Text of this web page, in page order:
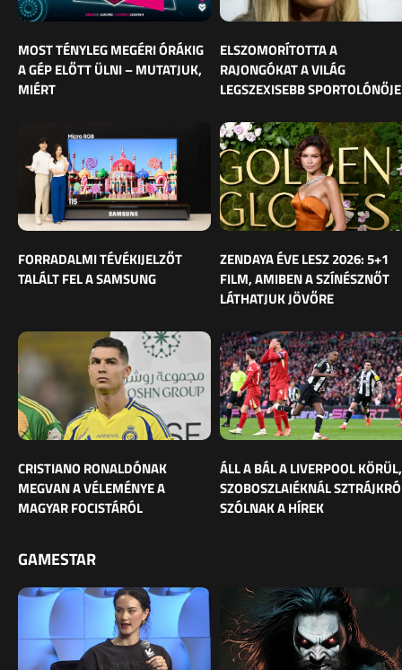
MOST TÉNYLEG MEGÉRI ÓRÁKIG
A GÉP ELŐTT ÜLNI – MUTATJUK,
MIÉRT
ELSZOMORÍTOTTA A
RAJONGÓKAT A VILÁG
LEGSZEXISEBB SPORTOLÓNŐJE
FORRADALMI TÉVÉKIJELZŐT
TALÁLT FEL A SAMSUNG
ZENDAYA ÉVE LESZ 2026: 5+1
FILM, AMIBEN A SZÍNÉSZNŐT
LÁTHATJUK JÖVŐRE
CRISTIANO RONALDÓNAK
MEGVAN A VÉLEMÉNYE A
MAGYAR FOCISTÁRÓL
ÁLL A BÁL A LIVERPOOL KÖRÜL,
SZOBOSZLAIÉKNÁL
SZÓLNAK A HÍREK
GAMESTAR